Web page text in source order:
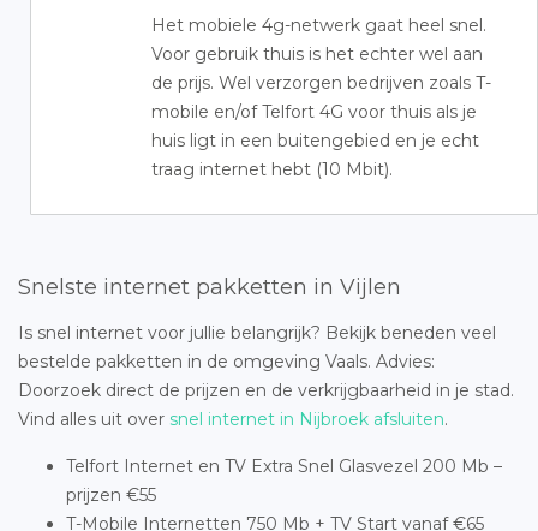
Het mobiele 4g-netwerk gaat heel snel.
Voor gebruik thuis is het echter wel aan
de prijs. Wel verzorgen bedrijven zoals T-
mobile en/of Telfort 4G voor thuis als je
huis ligt in een buitengebied en je echt
traag internet hebt (10 Mbit).
Snelste internet pakketten in Vijlen
Is snel internet voor jullie belangrijk? Bekijk beneden veel
bestelde pakketten in de omgeving Vaals. Advies:
Doorzoek direct de prijzen en de verkrijgbaarheid in je stad.
Vind alles uit over snel internet in Nijbroek afsluiten.
Telfort Internet en TV Extra Snel Glasvezel 200 Mb –
prijzen €55
T-Mobile Internetten 750 Mb + TV Start vanaf €65